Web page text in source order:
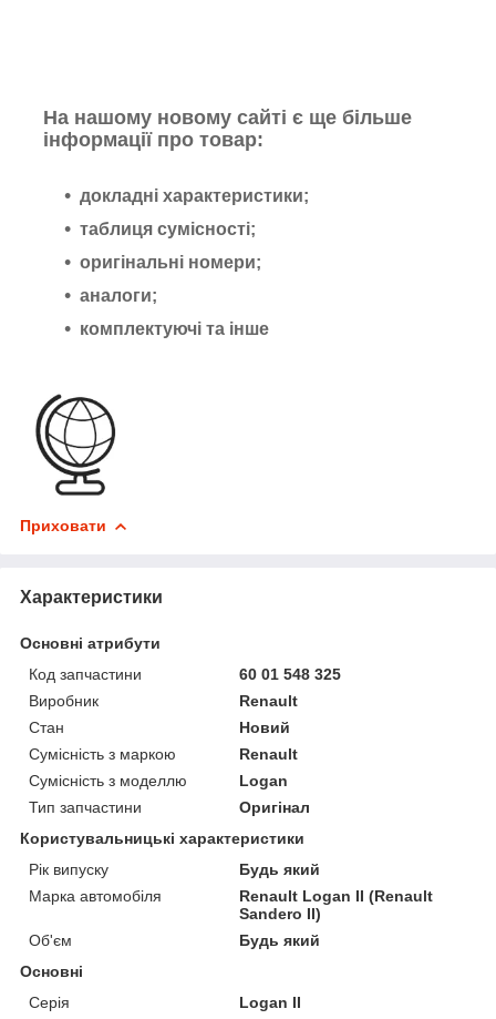
На нашому новому сайті є ще більше
інформації про товар:
докладні характеристики;
таблиця сумісності;
оригінальні номери;
аналоги;
комплектуючі та інше
Приховати
Характеристики
Основні атрибути
Код запчастини
60 01 548 325
Виробник
Renault
Стан
Новий
Сумісність з маркою
Renault
Сумісність з моделлю
Logan
Тип запчастини
Оригінал
Користувальницькі характеристики
Рік випуску
Будь який
Марка автомобіля
Renault Logan II (Renault
Sandero II)
Об'єм
Будь який
Основні
Серія
Logan II